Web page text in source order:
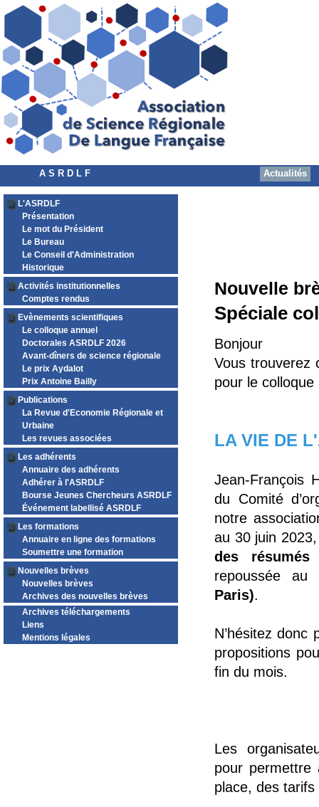
A S R D L F Actualités
L'ASRDLF
Présentation
Le mot du Président
Le Bureau
Le Conseil d'Administration
Historique
Activités institutionnelles
Comptes rendus
Evènements scientifiques
Le colloque annuel
Doctorales ASRDLF 2026
Avant-dîners de science régionale
Le prix Aydalot
Prix Antoine Bailly
Publications
La Revue d'Economie Régionale et
Urbaine
Les revues associées
Les adhérents
Annuaire des adhérents
Adhérer à l'ASRDLF
Bourse Jeunes Chercheurs ASRDLF
Événement labellisé ASRDLF
Les formations
Annuaire en ligne des formations
Soumettre une formation
Nouvelles brèves
Nouvelles brèves
Archives des nouvelles brèves
Archives téléchargements
Liens
Mentions légales
Nouvelle
Spéciale
Bonjour
Vous trouverez
pour le
LA VIE DE
Jean-François
du Comité
notre
au 30 juin
des
repoussée au
Paris).
N’hésitez donc
propositions
fin du mois.
Les
pour
place, des